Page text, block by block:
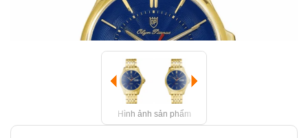
Hình ảnh sản phẩm